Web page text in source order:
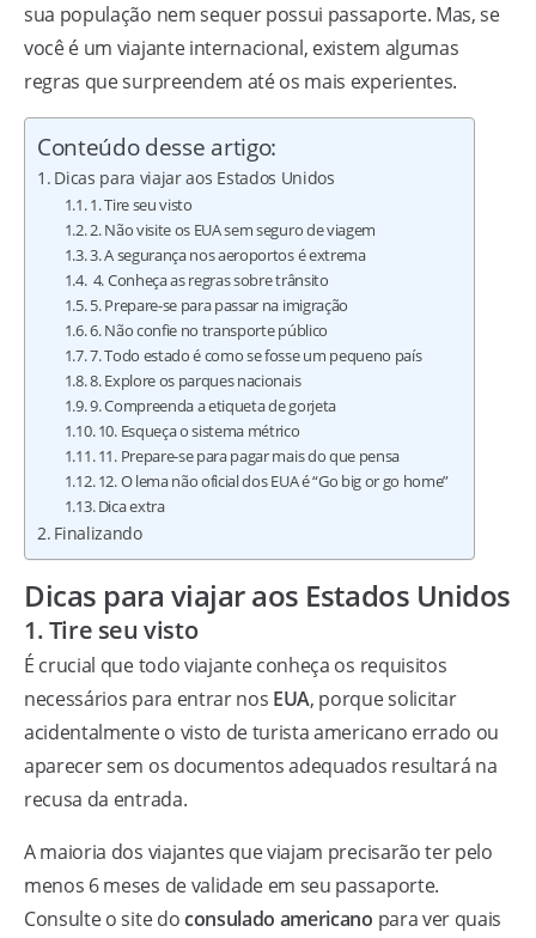
sua população nem sequer possui passaporte. Mas, se
você é um viajante internacional, existem algumas
regras que surpreendem até os mais experientes.
Conteúdo desse artigo:
Dicas para viajar aos Estados Unidos
1. Tire seu visto
2. Não visite os EUA sem seguro de viagem
3. A segurança nos aeroportos é extrema
4. Conheça as regras sobre trânsito
5. Prepare-se para passar na imigração
6. Não confie no transporte público
7. Todo estado é como se fosse um pequeno país
8. Explore os parques nacionais
9. Compreenda a etiqueta de gorjeta
10. Esqueça o sistema métrico
11. Prepare-se para pagar mais do que pensa
12. O lema não oficial dos EUA é “Go big or go home”
Dica extra
Finalizando
Dicas para viajar aos Estados Unidos
1. Tire seu visto
É crucial que todo viajante conheça os requisitos
necessários para entrar nos EUA, porque solicitar
acidentalmente o visto de turista americano errado ou
aparecer sem os documentos adequados resultará na
recusa da entrada.
A maioria dos viajantes que viajam precisarão ter pelo
menos 6 meses de validade em seu passaporte.
Consulte o site doconsulado americano para ver quais